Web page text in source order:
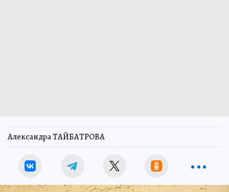
Александра ТАЙБАТРОВА